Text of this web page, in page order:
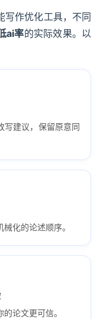
写作优化工具，不同
ai率的实际效果。以
写建议，保留原意同
化的论述顺序。
论文更可信。